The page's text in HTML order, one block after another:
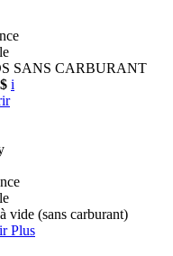
SANS CARBURANT
i
vide (sans carburant)
Plus